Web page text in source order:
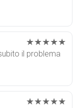
★★★★★
il problema
★★★★★